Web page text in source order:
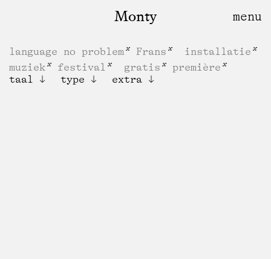
Monty
language no problem Frans
installatie
muziek
festival gratis
première
taal
type extra